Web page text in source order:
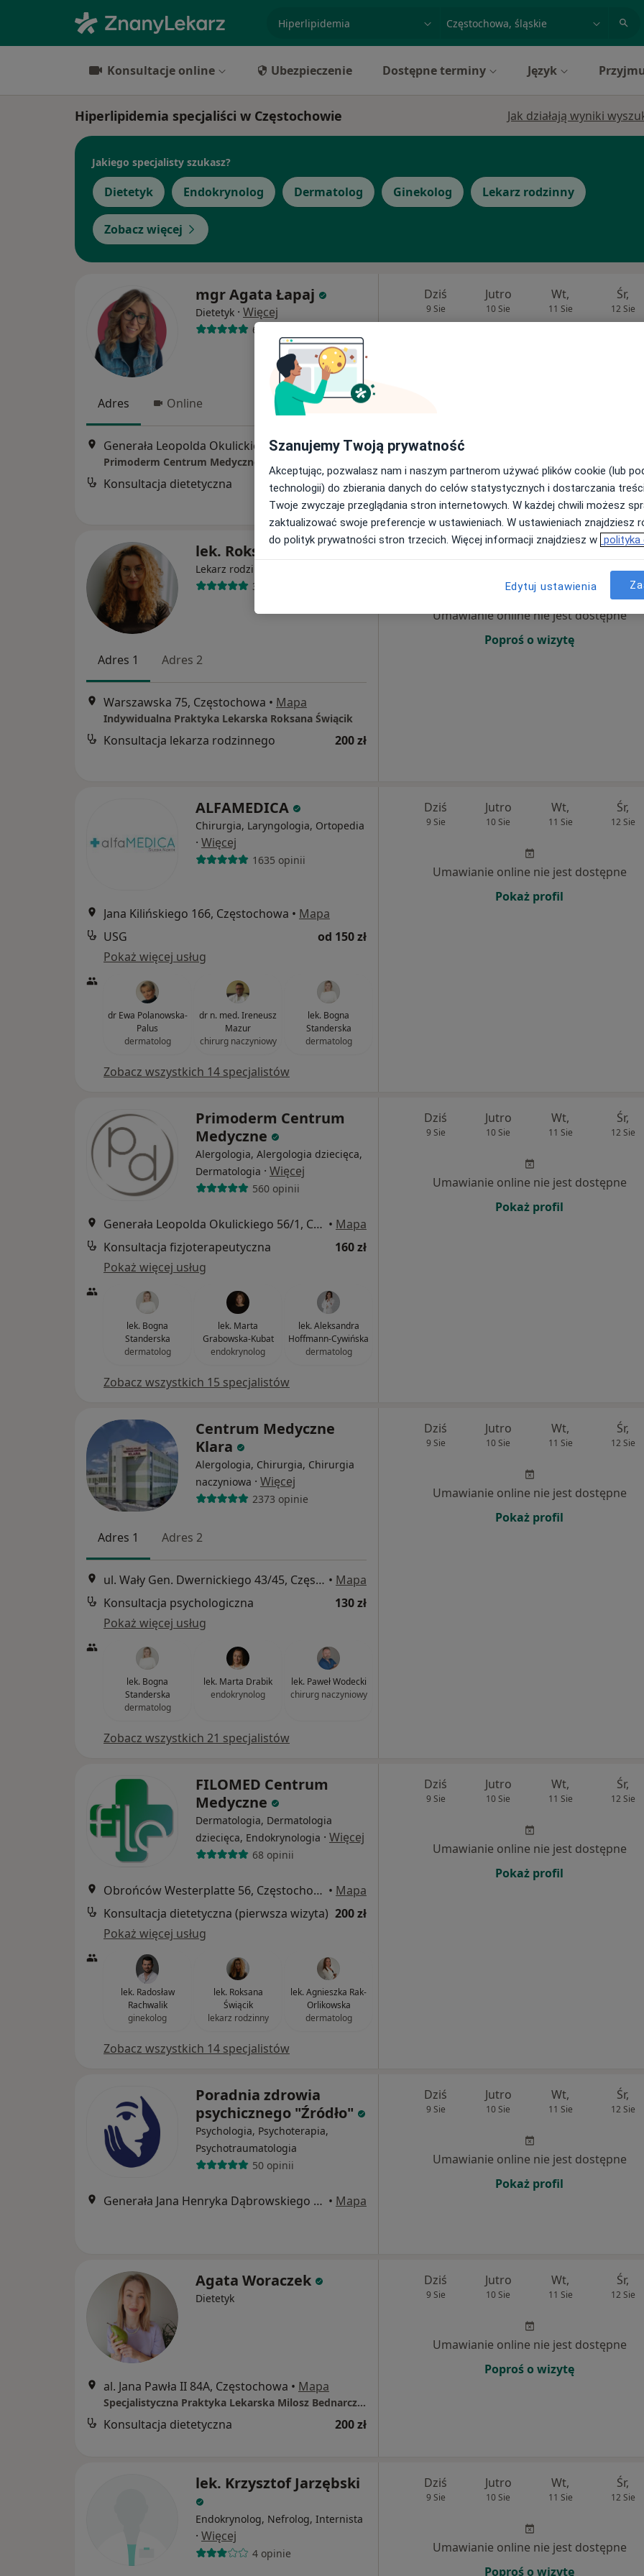
miasto lub dzielnica
Konsultacje online Ubezpieczenie Dostępne terminy Język
Hiperlipidemia specjaliści w Częstochowie Jak działają wyniki
Jakiego specjalisty szukasz?
Dietetyk Endokrynolog Dermatolog Ginekolog Lekarz rodzinny
Zobacz więcej
mgr Agata Łapaj
Dietetyk · Więcej
66 opinii
Adres Online
Generała Leopolda Okulickiego 56/1, Częstochowa •Mapa
Primoderm Centrum Medyczne
Konsultacja dietetyczna 170 zł
Dziś
9 Sie
Jutro
10 Sie
Wt,
11 Sie
Śr,
12 Sie
lek. Roksana Świącik
Lekarz rodzinny
31 opinii
Adres 1 Adres 2
Warszawska 75, Częstochowa • Mapa
Indywidualna Praktyka Lekarska Roksana Świącik
Konsultacja lekarza rodzinnego 200 zł
Wt, Śr,
Umawianie online nie jest dostępne
Poproś o wizytę
ALFAMEDICA
Chirurgia, Laryngologia, Ortopedia
· Więcej
1635 opinii
Jana Kilińskiego 166, Częstochowa • Mapa
USG
od 150 zł
Pokaż więcej usług
dr Ewa Polanowska-
Palus
dermatolog
dr n. med. Ireneusz
Mazur
chirurg naczyniowy
lek. Bogna
Standerska
dermatolog
Zobacz wszystkich 14 specjalistów
Dziś
9 Sie
Jutro
10 Sie
Wt,
11 Sie
Śr,
12 Sie
Umawianie online nie jest dostępne
Pokaż profil
Primoderm Centrum
Medyczne
Alergologia, Alergologia dziecięca,
Dermatologia · Więcej
560 opinii
Generała Leopolda Okulickiego 56/1, Częstochowa • Mapa
Konsultacja fizjoterapeutyczna
160 zł
Pokaż więcej usług
lek. Bogna
Standerska
dermatolog
lek. Marta
Grabowska-Kubat
endokrynolog
lek. Aleksandra
Hoffmann-Cywińska
dermatolog
Zobacz wszystkich 15 specjalistów
Dziś
9 Sie
Jutro
10 Sie
Wt,
11 Sie
Śr,
12 Sie
Umawianie online nie jest dostępne
Pokaż profil
Centrum Medyczne
Klara
Alergologia, Chirurgia, Chirurgia
naczyniowa · Więcej
2373 opinie
Adres 1 Adres 2
ul. Wały Gen. Dwernickiego 43/45, Częstochowa • Mapa
Konsultacja psychologiczna
130 zł
Pokaż więcej usług
lek. Bogna
Standerska
dermatolog
lek. Marta Drabik
endokrynolog
lek. Paweł Wodecki
chirurg naczyniowy
Zobacz wszystkich 21 specjalistów
Dziś
9 Sie
Jutro
10 Sie
Wt,
11 Sie
Śr,
12 Sie
Umawianie online nie jest dostępne
Pokaż profil
FILOMED Centrum
Medyczne
Dermatologia, Dermatologia
dziecięca, Endokrynologia · Więcej
68 opinii
Obrońców Westerplatte 56, Częstochowa • Mapa
Konsultacja dietetyczna (pierwsza wizyta) 200 zł
Pokaż więcej usług
lek. Radosław
Rachwalik
ginekolog
lek. Roksana
Świącik
lekarz rodzinny
lek. Agnieszka Rak-
Orlikowska
dermatolog
Zobacz wszystkich 14 specjalistów
Dziś
9 Sie
Jutro
10 Sie
Wt,
11 Sie
Śr,
12 Sie
Umawianie online nie jest dostępne
Pokaż profil
Poradnia zdrowia
psychicznego "Źródło"
Psychologia, Psychoterapia,
Psychotraumatologia
50 opinii
Generała Jana Henryka Dąbrowskiego 18/2, Częstochowa • Mapa
Dziś
9 Sie
Jutro
10 Sie
Wt,
11 Sie
Śr,
12 Sie
Umawianie online nie jest dostępne
Pokaż profil
Agata Woraczek
Dietetyk
al. Jana Pawła II 84A, Częstochowa • Mapa
Specjalistyczna Praktyka Lekarska Milosz Bednarczyk
Konsultacja dietetyczna 200 zł
Dziś
9 Sie
Jutro
10 Sie
Wt,
11 Sie
Śr,
12 Sie
Umawianie online nie jest dostępne
Poproś o wizytę
lek. Krzysztof Jarzębski
Endokrynolog, Nefrolog, Internista
· Więcej
4 opinie
Dziś
9 Sie
Jutro
10 Sie
Wt,
11 Sie
Śr,
12 Sie
Umawianie online nie jest dostępne
Poproś o wizytę
Szanujemy Twoją prywatność
Akceptując, pozwalasz nam i naszym partnerom używać plików cookie (lub
technologii) do zbierania danych do celów statystycznych i dostarczania
Twoje zwyczaje przeglądania stron internetowych. W każdej chwili możesz
zaktualizować swoje preferencje w ustawieniach. W ustawieniach znajdziesz
do polityk prywatności stron trzecich. Więcej informacji znajdziesz w polityka
Edytuj ustawienia